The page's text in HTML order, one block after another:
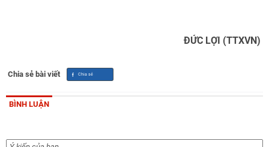
ĐỨC LỢI (TTXVN)
Chia sẻ bài viết
BÌNH LUẬN